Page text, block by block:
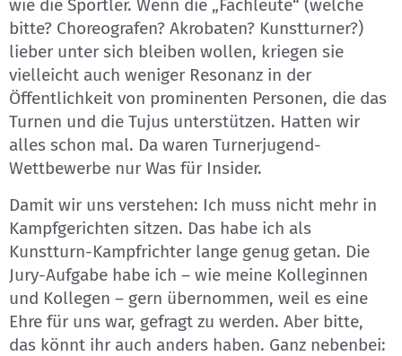
wie die Sportler. Wenn die „Fachleute“ (welche
bitte? Choreografen? Akrobaten? Kunstturner?)
lieber unter sich bleiben wollen, kriegen sie
vielleicht auch weniger Resonanz in der
Öffentlichkeit von prominenten Personen, die das
Turnen und die Tujus unterstützen. Hatten wir
alles schon mal. Da waren Turnerjugend-
Wettbewerbe nur Was für Insider.
Damit wir uns verstehen: Ich muss nicht mehr in
Kampfgerichten sitzen. Das habe ich als
Kunstturn-Kampfrichter lange genug getan. Die
Jury-Aufgabe habe ich – wie meine Kolleginnen
und Kollegen – gern übernommen, weil es eine
Ehre für uns war, gefragt zu werden. Aber bitte,
das könnt ihr auch anders haben. Ganz nebenbei: